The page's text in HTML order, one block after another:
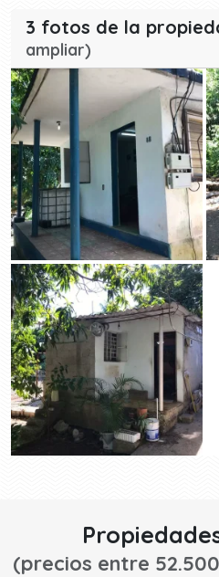
3 fotos de la
ampliar)
(precios entre